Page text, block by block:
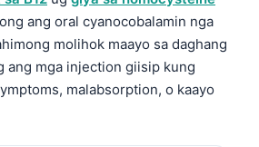
ang oral cyanocobalamin nga
molihok maayo sa daghang
ang mga injection giisip kung
malabsorption, o kaayo